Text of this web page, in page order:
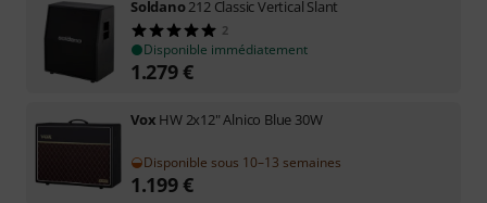
Soldano212 Classic Vertical Slant
2
Disponible immédiatement
1.279€
Vox HW 2x12" Alnico Blue 30W
Disponible sous 10–13 semaines
1.199€